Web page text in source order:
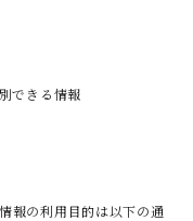
できる情報
報の利用目的は以下の通